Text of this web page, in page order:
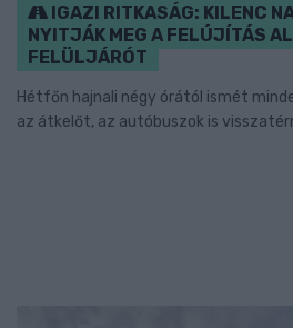
IGAZI RITKASÁG: KILENC
NYITJÁK MEG A FELÚJÍTÁS
FELÜLJÁRÓT
Hétfőn hajnali négy órától ismét
az átkelőt, az autóbuszok is